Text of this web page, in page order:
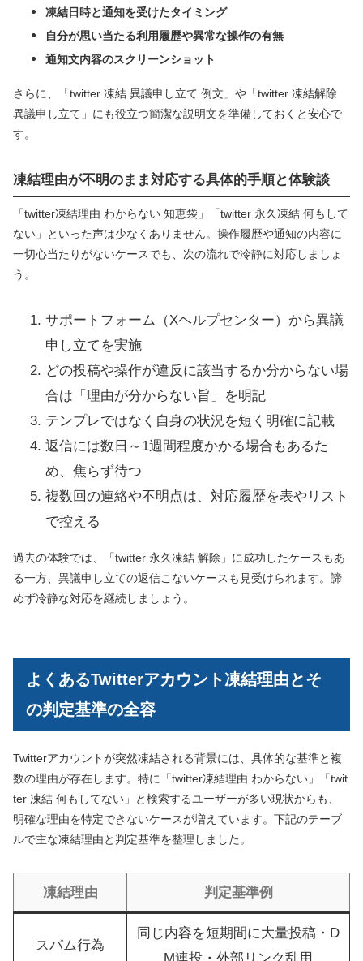
凍結日時と通知を受けたタイミング
自分が思い当たる利用履歴や異常な操作の有無
通知文内容のスクリーンショット
さらに、「twitter 凍結 異議申し立て 例文」や「twitter 凍結解除
異議申し立て」にも役立つ簡潔な説明文を準備しておくと安心で
す。
凍結理由が不明のまま対応する具体的手順と体験談
「twitter凍結理由 わからない 知恵袋」「twitter 永久凍結 何もして
ない」といった声は少なくありません。操作履歴や通知の内容に
一切心当たりがないケースでも、次の流れで冷静に対応しましょ
う。
サポートフォーム（Xヘルプセンター）から異議
申し立てを実施
どの投稿や操作が違反に該当するか分からない場
合は「理由が分からない旨」を明記
テンプレではなく自身の状況を短く明確に記載
返信には数日～1週間程度かかる場合もあるた
め、焦らず待つ
複数回の連絡や不明点は、対応履歴を表やリスト
で控える
過去の体験では、「twitter 永久凍結 解除」に成功したケースもあ
る一方、異議申し立ての返信こないケースも見受けられます。諦
めず冷静な対応を継続しましょう。
よくあるTwitterアカウント凍結理由とそ
の判定基準の全容
Twitterアカウントが突然凍結される背景には、具体的な基準と複
数の理由が存在します。特に「twitter凍結理由 わからない」「twit
ter 凍結 何もしてない」と検索するユーザーが多い現状からも、
明確な理由を特定できないケースが増えています。下記のテーブ
ルで主な凍結理由と判定基準を整理しました。
凍結理由 判定基準例
スパム行為
同じ内容を短期間に大量投稿・D